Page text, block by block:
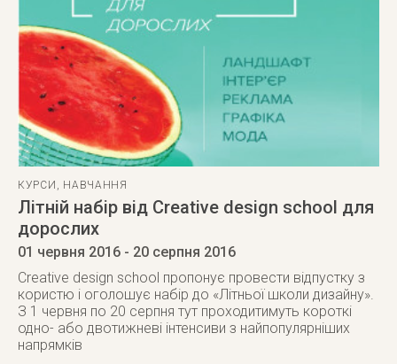
КУРСИ , НАВЧАННЯ
Літній набір від Creative design school для
дорослих
01 червня 2016 - 20 серпня 2016
Creative design school пропонує провести відпустку з
користю і оголошує набір до «Літньої школи дизайну».
З 1 червня по 20 серпня тут проходитимуть короткі
одно- або двотижневі інтенсиви з найпопулярніших
напрямків